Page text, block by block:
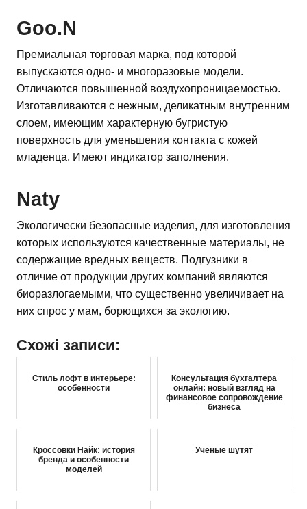
Goo.N
Премиальная торговая марка, под которой
выпускаются одно- и многоразовые модели.
Отличаются повышенной воздухопроницаемостью.
Изготавливаются с нежным, деликатным внутренним
слоем, имеющим характерную бугристую
поверхность для уменьшения контакта с кожей
младенца. Имеют индикатор заполнения.
Naty
Экологически безопасные изделия, для изготовления
которых используются качественные материалы, не
содержащие вредных веществ. Подгузники в
отличие от продукции других компаний являются
биоразлогаемыми, что существенно увеличивает на
них спрос у мам, борющихся за экологию.
Схожі записи:
Стиль лофт в интерьере:
особенности
Консультация бухгалтера
онлайн: новый взгляд на
финансовое сопровождение
бизнеса
Кроссовки Найк: история
бренда и особенности
моделей
Ученые шутят